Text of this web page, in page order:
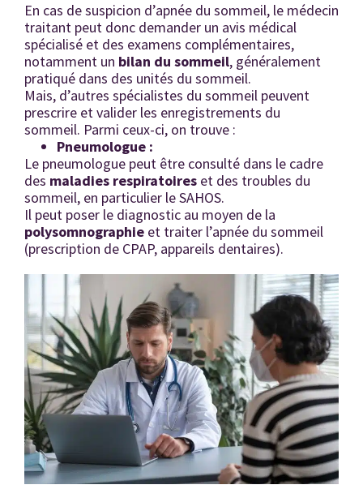
En cas de suspicion d’apnée du sommeil, le médecin
traitant peut donc demander un avis médical
spécialisé et des examens complémentaires,
notamment un bilan du sommeil, généralement
pratiqué dans des unités du sommeil.
Mais, d’autres spécialistes du sommeil peuvent
prescrire et valider les enregistrements du
sommeil. Parmi ceux-ci, on trouve :
Pneumologue :
Le pneumologue peut être consulté dans le cadre
des maladies respiratoires et des troubles du
sommeil, en particulier le SAHOS.
Il peut poser le diagnostic au moyen de la
polysomnographie et traiter l’apnée du sommeil
(prescription de CPAP, appareils dentaires).